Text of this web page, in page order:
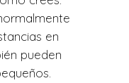
en
pueden